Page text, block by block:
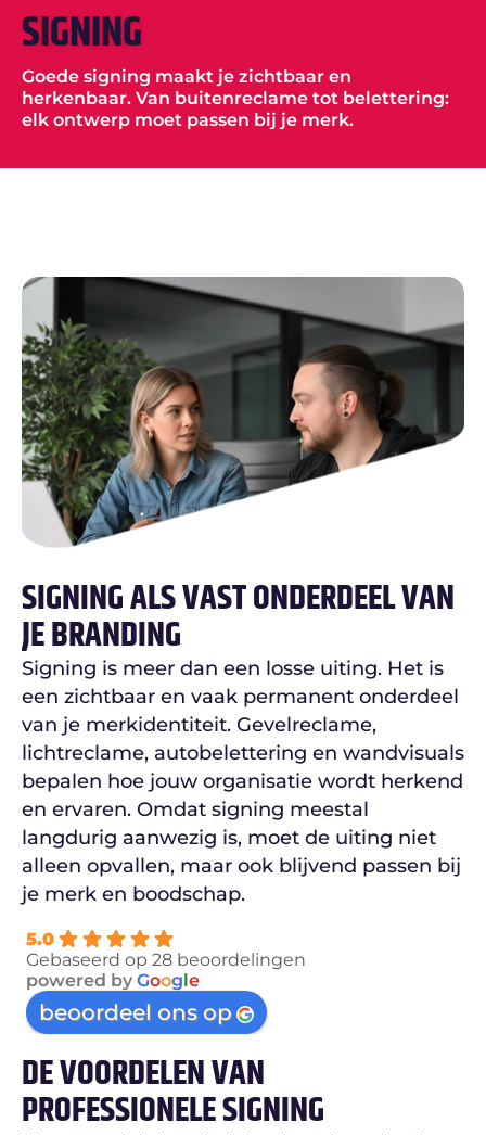
SIGNING
Goede signing maakt je zichtbaar en
herkenbaar. Van buitenreclame tot belettering:
elk ontwerp moet passen bij je merk.
SIGNING ALS VAST ONDERDEEL VAN
JE BRANDING
Signing is meer dan een losse uiting. Het is
een zichtbaar en vaak permanent onderdeel
van je merkidentiteit. Gevelreclame,
lichtreclame, autobelettering en wandvisuals
bepalen hoe jouw organisatie wordt herkend
en ervaren. Omdat signing meestal
langdurig aanwezig is, moet de uiting niet
alleen opvallen, maar ook blijvend passen bij
je merk en boodschap.
5.0
Gebaseerd op 28 beoordelingen
powered by Google
beoordeel ons op
DE VOORDELEN VAN
PROFESSIONELE SIGNING